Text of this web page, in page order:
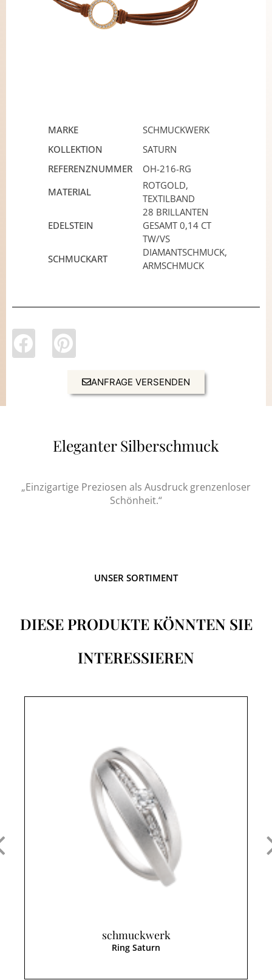
MARKE
SCHMUCKWERK
KOLLEKTION
SATURN
REFERENZNUMMER
OH-216-RG
MATERIAL
ROTGOLD,
TEXTILBAND
EDELSTEIN
28 BRILLANTEN
GESAMT 0,14 CT
TW/VS
SCHMUCKART
DIAMANTSCHMUCK,
ARMSCHMUCK
ANFRAGE VERSENDEN
Eleganter Silberschmuck
„Einzigartige Preziosen als Ausdruck grenzenloser
Schönheit.“
UNSER SORTIMENT
DIESE PRODUKTE KÖNNTEN SIE
INTERESSIEREN
schmuckwerk
Ring Saturn